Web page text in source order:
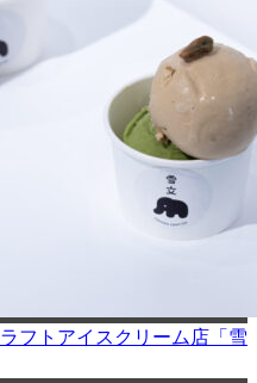
フトアイスクリーム店「雪